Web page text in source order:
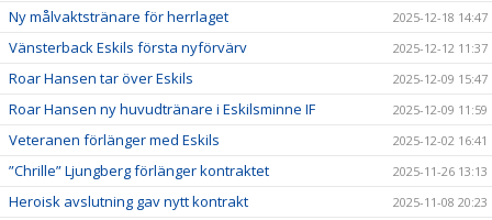
Ny målvaktstränare för herrlaget 2025-12-18 14:47
Vänsterback Eskils första nyförvärv 2025-12-12 11:37
Roar Hansen tar över Eskils 2025-12-09 15:47
Roar Hansen ny huvudtränare i Eskilsminne IF 2025-12-09 11:59
Veteranen förlänger med Eskils 2025-12-02 16:41
”Chrille” Ljungberg förlänger kontraktet 2025-11-26 13:13
Heroisk avslutning gav nytt kontrakt 2025-11-08 20:23